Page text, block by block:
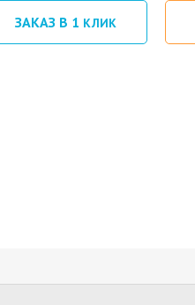
ЗАКАЗ В 1 КЛИК